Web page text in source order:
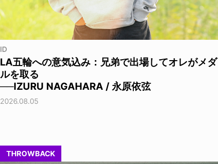
ID
LA五輪への意気込み：兄弟で出場してオレがメダ
ルを取る
──IZURU NAGAHARA / 永原依弦
2026.08.05
THROWBACK